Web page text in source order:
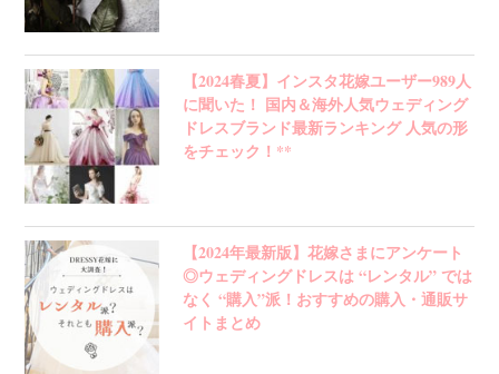
【2024春夏】インスタ花嫁ユーザー989人
に聞いた！ 国内＆海外人気ウェディング
ドレスブランド最新ランキング 人気の形
をチェック！**
【2024年最新版】花嫁さまにアンケート
◎ウェディングドレスは “レンタル” では
なく “購入”派！おすすめの購入・通販サ
イトまとめ